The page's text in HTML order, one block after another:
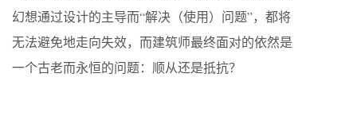
幻想通过设计的主导而“解决（使用）问题”，都将
无法避免地走向失效，而建筑师最终面对的依然是
一个古老而永恒的问题：顺从还是抵抗？